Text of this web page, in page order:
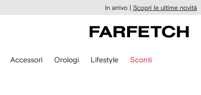
In arrivo | Scopri le ultime novità
Accessori Orologi Lifestyle Sconti